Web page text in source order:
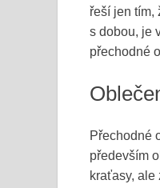
řeší jen tím,
s dobou, je
přechodné
Přechodné
především
kraťasy, ale